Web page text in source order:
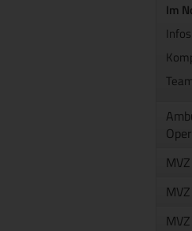
Im
Team